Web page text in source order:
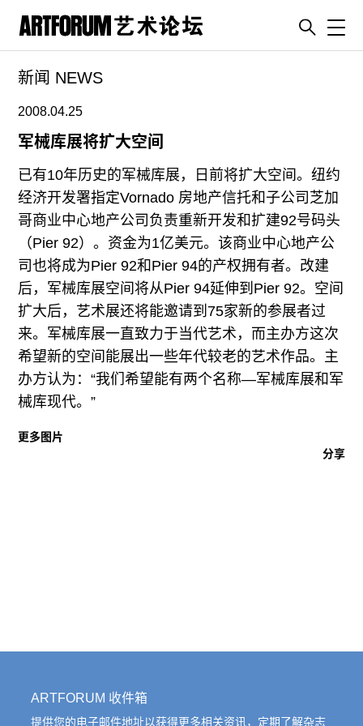
artguide
新闻
展评
杂志
专栏
视频
ENGLISH
ART & EDUCATION
广告
订阅
往期内容
新闻 NEWS
2008.04.25
军械库展将扩大空间
已有10年历史的军械库展，日前将扩大空间。纽约
经济开发署指定Vornado 房地产信托和子公司芝加
哥商业中心地产公司负责重新开发和扩建92号码头
（Pier 92）。资金为1亿美元。该商业中心地产公
司也将成为Pier 92和Pier 94的产权拥有者。改建
后，军械库展空间将从Pier 94延伸到Pier 92。空间
扩大后，艺术展还将能邀请到75家新的参展者过
来。军械库展一直致力于当代艺术，而主办方这次
希望新的空间能展出一些年代较老的艺术作品。主
办方认为：“我们希望能有两个名称—军械库展和军
械库现代。”
更多图片
分享
ARTFORUM 收件箱
提供您的电子邮件地址以获得更多相关资讯，定期了解杂志